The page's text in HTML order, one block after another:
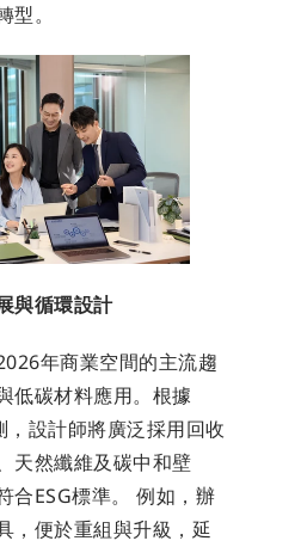
。
與循環設計
年商業空間的主流趨
低碳材料應用。根據
設計師將廣泛採用回收
天然纖維及碳中和壁
合ESG標準。 例如，辦
，便於重組與升級，延